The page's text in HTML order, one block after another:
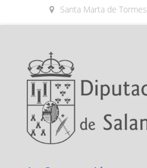
Santa Marta de Tormes